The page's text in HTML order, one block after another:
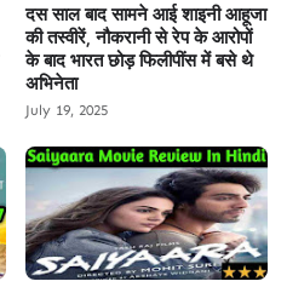
दस साल बाद सामने आई शाइनी आहूजा
की तस्वीरें, नौकरानी से रेप के आरोपों
के बाद भारत छोड़ फिलीपींस में बसे थे
अभिनेता
July 19, 2025